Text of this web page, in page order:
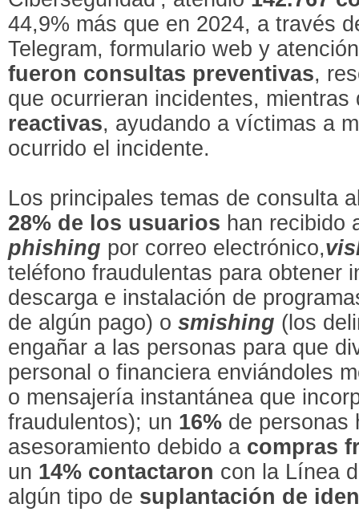
44,9% más que en 2024, a través
Telegram, formulario web y
fueron consultas preventivas,
que ocurrieran incidentes,
reactivas, ayudando a víctimas a
ocurrido el incidente.
Los principales temas de consulta
28% de los usuarios han recibido
phishing por correo electrónico,
teléfono fraudulentas para obtener
descarga e instalación de
de algún pago) osmishing (los
engañar a las personas para que
personal o financiera enviándoles
o mensajería instantánea que
fraudulentos); un 16% de personas
asesoramiento debido a compras
un 14% contactaron con la Línea
algún tipo de suplantación de